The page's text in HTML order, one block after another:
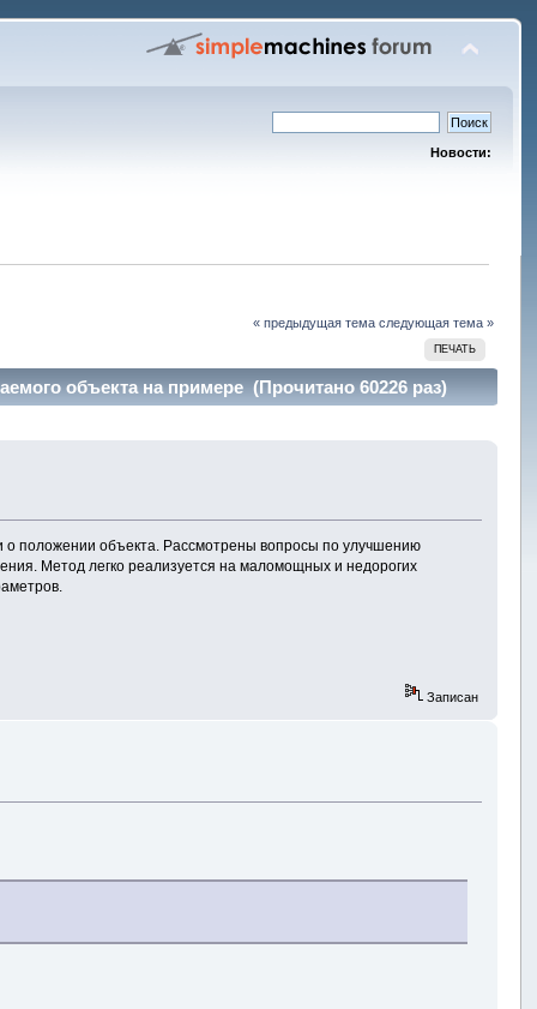
Новости:
« предыдущая тема следующая тема »
ПЕЧАТЬ
объекта на примере (Прочитано 60226 раз)
положении объекта. Рассмотрены вопросы по улучшению
Метод легко реализуется на маломощных и недорогих
Записан